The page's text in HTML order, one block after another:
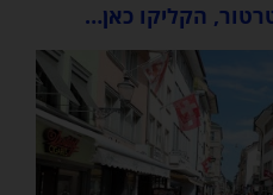
הקליקו כאן…